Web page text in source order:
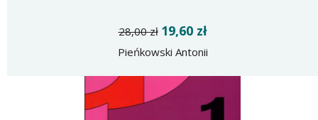
28,00 zł 19,60 zł
Pieńkowski Antonii